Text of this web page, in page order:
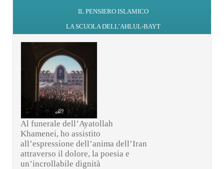
IL PENSIERO ISLAMICO
LA SCUOLA DELL’AHLUL-BAYT
Al funerale dell’Ayatollah
Khamenei, ho assistito
all’espressione dell’anima dell’Iran
attraverso il dolore, la poesia e
un’incrollabile dignità